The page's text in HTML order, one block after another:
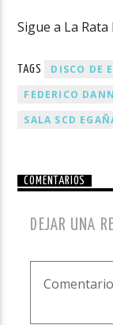
Sigue a La
TAGS DISCO DE
FEDERICO
SALA SCD
COMENTARIOS
DEJAR UNA